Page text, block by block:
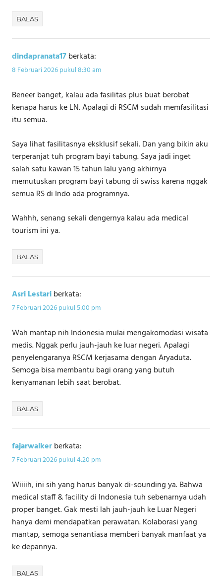
BALAS
dindapranata17berkata:
8 Februari 2026 pukul 8:30 am
Beneer banget, kalau ada fasilitas plus buat berobat
kenapa harus ke LN. Apalagi di RSCM sudah memfasilitasi
itu semua.
Saya lihat fasilitasnya eksklusif sekali. Dan yang bikin aku
terperanjat tuh program bayi tabung. Saya jadi inget
salah satu kawan 15 tahun lalu yang akhirnya
memutuskan program bayi tabung di swiss karena nggak
semua RS di Indo ada programnya.
Wahhh, senang sekali dengernya kalau ada medical
tourism ini ya.
BALAS
Asri Lestariberkata:
7 Februari 2026 pukul 5:00 pm
Wah mantap nih Indonesia mulai mengakomodasi wisata
medis. Nggak perlu jauh-jauh ke luar negeri. Apalagi
penyelengaranya RSCM kerjasama dengan Aryaduta.
Semoga bisa membantu bagi orang yang butuh
kenyamanan lebih saat berobat.
BALAS
fajarwalkerberkata:
7 Februari 2026 pukul 4:20 pm
Wiiiih, ini sih yang harus banyak di-sounding ya. Bahwa
medical staff & facility di Indonesia tuh sebenarnya udah
proper banget. Gak mesti lah jauh-jauh ke Luar Negeri
hanya demi mendapatkan perawatan. Kolaborasi yang
mantap, semoga senantiasa memberi banyak manfaat ya
ke depannya.
BALAS